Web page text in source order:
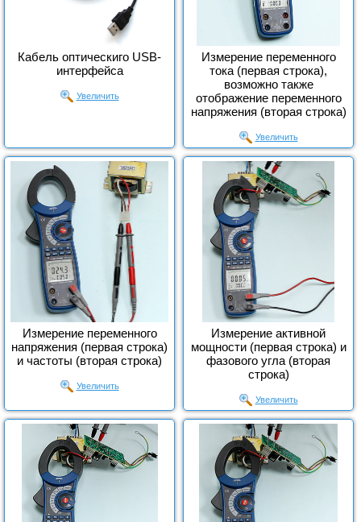
Кабель оптическиго USB-
интерфейса
Увеличить
Измерение переменного
тока (первая строка),
возможно также
отображение переменного
напряжения (вторая строка)
Увеличить
Измерение переменного
напряжения (первая строка)
и частоты (вторая строка)
Увеличить
Измерение активной
мощности (первая строка) и
фазового угла (вторая
строка)
Увеличить